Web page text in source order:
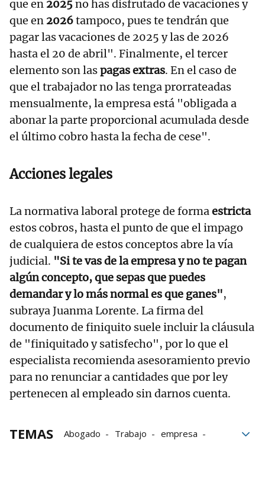
que en 2025no has disfrutado de vacaciones y
que en 2026tampoco, pues te tendrán que
pagar las vacaciones de 2025 y las de 2026
hasta el 20 de abril". Finalmente, el tercer
elemento son laspagas extras. En el caso de
que el trabajador no las tenga prorrateadas
mensualmente, la empresa está "obligada a
abonar la parte proporcional acumulada desde
el último cobro hasta la fecha de cese".
Acciones legales
La normativa laboral protege de formaestricta
estos cobros, hasta el punto de que el impago
de cualquiera de estos conceptos abre la vía
judicial. "Si te vas de la empresa y no te pagan
algún concepto, que sepas que puedes
demandar y lo más normal es que ganes",
subraya Juanma Lorente. La firma del
documento de finiquito suele incluir la cláusula
de "finiquitado y satisfecho", por lo que el
especialista recomienda asesoramiento previo
para no renunciar a cantidades que por ley
pertenecen al empleado sin darnos cuenta.
TEMAS Abogado Trabajo
empresa